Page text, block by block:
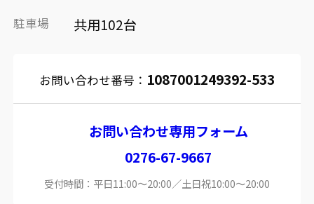
駐車場 共用102台
お問い合わせ番号： 1087001249392-533
お問い合わせ専用フォーム
0276-67-9667
受付時間：平日11:00～20:00／土日祝10:00～20:00